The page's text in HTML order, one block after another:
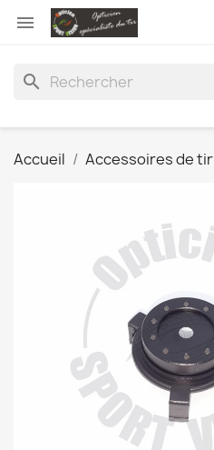

search
Accueil Accessoires de tir